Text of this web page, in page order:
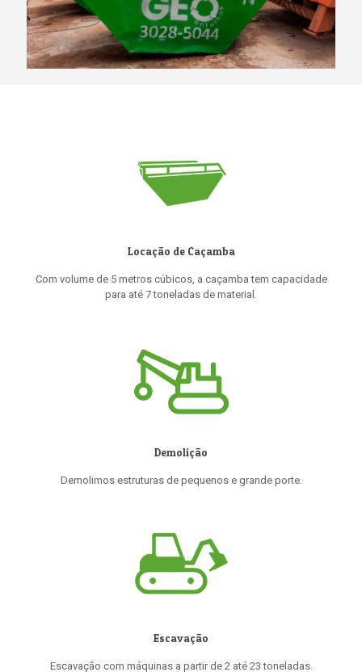
Locação de Caçamba
Com volume de 5 metros cúbicos, a caçamba tem capacidade
para até 7 toneladas de material.
Demolição
Demolimos estruturas de pequenos e grande porte.
Escavação
Escavação com máquinas a partir de 2 até 23 toneladas.